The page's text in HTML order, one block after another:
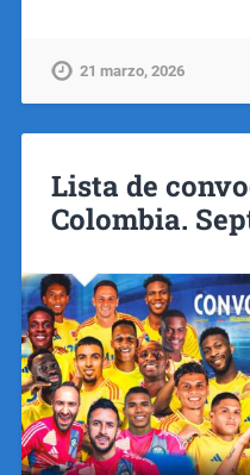
21 marzo, 2026
Lista de
Colombia.